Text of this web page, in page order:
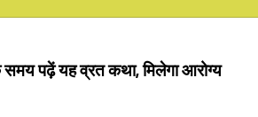
समय पढ़ें यह व्रत कथा, मिलेगा आरोग्य